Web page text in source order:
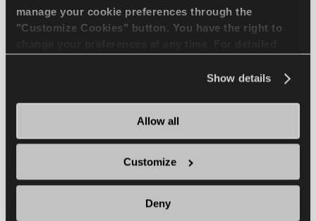
manage your cookie preferences through the
"Customize Cookies" button. You have the right to
Show details
Allow all
Customize
Deny
VIDA UTIL SUPERIOR FUEL EFFICIENCY
INFORMACION
ICEWAYS 2